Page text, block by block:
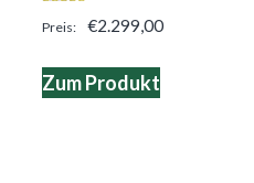
3.00
von 5
€2.299,00
Zum Produkt